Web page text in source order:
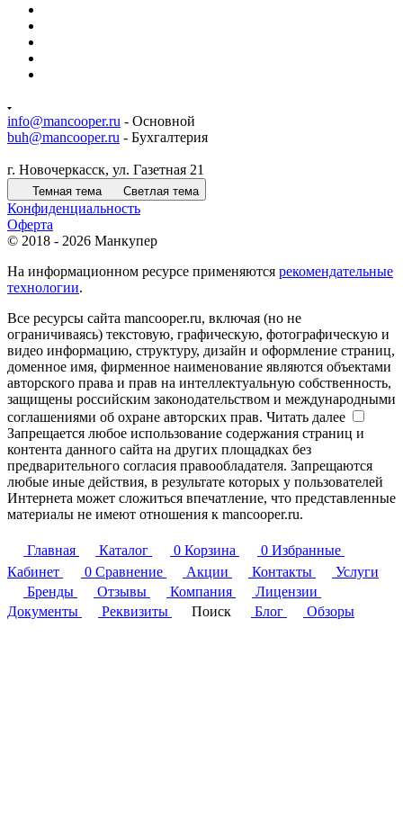
info@mancooper.ru - Основной
buh@mancooper.ru - Бухгалтерия
г. Новочеркасск, ул. Газетная 21
Темная тема Светлая тема
Конфиденциальность
Оферта
© 2018 - 2026 Манкупер
На информационном ресурсе применяются рекомендательные
технологии.
Все ресурсы сайта mancooper.ru, включая (но не
ограничиваясь) текстовую, графическую, фотографическую и
видео информацию, структуру, дизайн и оформление страниц,
доменное имя, фирменное наименование являются объектами
авторского права и прав на интеллектуальную собственность,
защищены российским законодательством и международными
соглашениями об охране авторских прав. Читать далее
Запрещается любое использование содержания страниц и
контента данного сайта на других площадках без
предварительного согласия правообладателя. Запрещаются
любые иные действия, в результате которых у пользователей
Интернета может сложиться впечатление, что представленные
материалы не имеют отношения к mancooper.ru.
Главная Каталог 0 Корзина 0 Избранные
Кабинет
0 Сравнение Акции Контакты
Услуги
Бренды
Отзывы Компания
Лицензии
Документы
Реквизиты Поиск Блог Обзоры